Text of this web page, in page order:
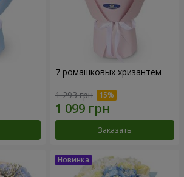
7 ромашковых хризантем
1 293 грн
Заказать